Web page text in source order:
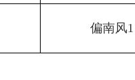
偏南风